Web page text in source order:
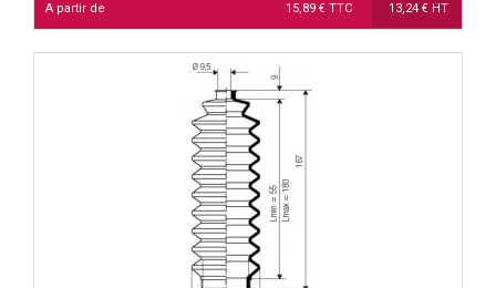
A partir de 15,89 € TTC 13,24 € HT